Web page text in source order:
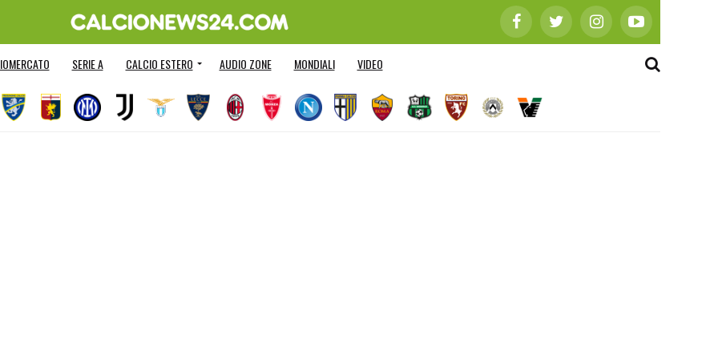
SERIE A CALCIO ESTERO AUDIO ZONE MONDIALI VIDEO